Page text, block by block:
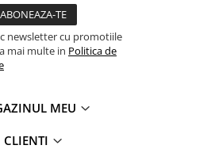
newsletter cu promotiile
mai multe in Politica de
MEU
CLIENTI